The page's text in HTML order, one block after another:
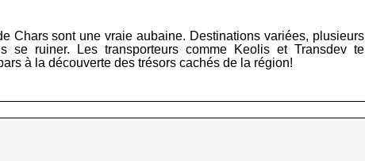
Chars sont une vraie aubaine. Destinations variées, plusieurs
se ruiner. Les transporteurs comme Keolis et Transdev te
à la découverte des trésors cachés de la région!